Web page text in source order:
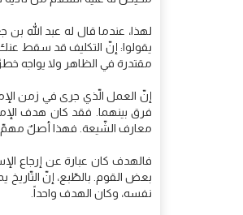
لهذا، عندما قال له عبد الله
يقولوا: إنّ التكليف قد سقط
مقتدرة في الظاهر ولا يواجه
إنّ العمل الّذي جرى في زمن
فرق بينهما. فقد كان هدف
معارف الشّيعة. فهذا أصلٌ مهمّ
فالهدف كان عبارة عن إرجاع
بعض القوم. بالطّبع، إنّ التّاريخ
نفسه، وكان الهدف واحداً.